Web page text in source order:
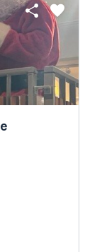
share favorite